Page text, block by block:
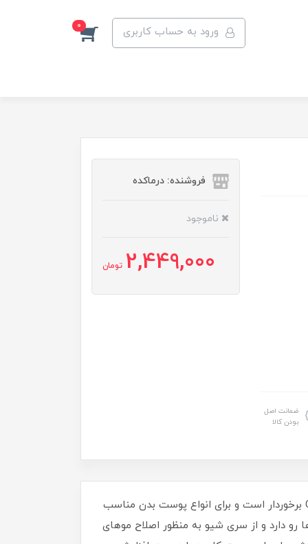
ورود به حساب کاربری 0
ضمانت اصل
بودن کالا
فروشنده: درماکده
ناموجود
2,449,000 تومان
دستگاه اپیلیدی پنج کاره پرومارون مدل RL-614 جزو بهترین دستگاه های موجود در بازار که از تاییدیه استاندارد اروپا CE برخوردار است و برای انواع پوست بدن مناسب
دارد و از سری شیو به منظور اصلاح موهای